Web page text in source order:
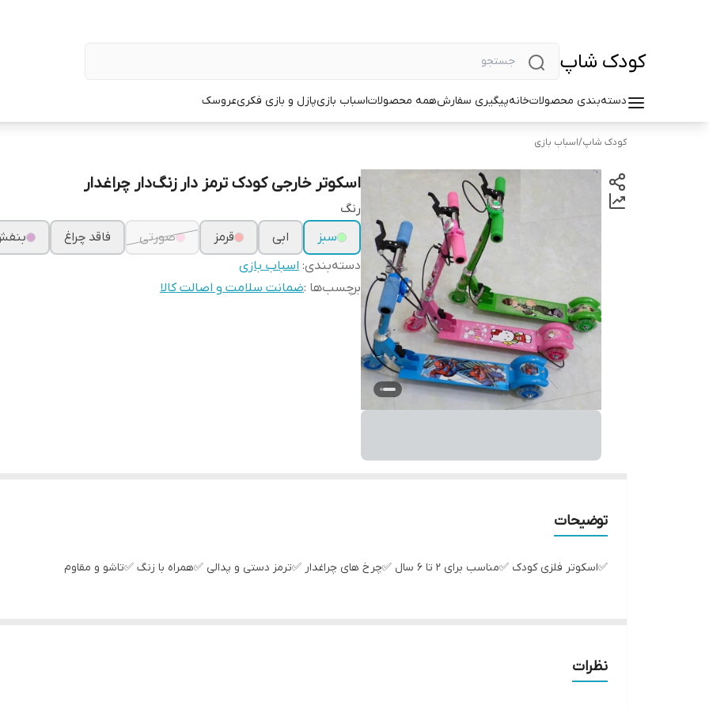
کودک شاپ
دسته‌بندی محصولاتخانهپیگیری سفارشهمه محصولاتاسباب بازیپازل و بازی فکریعروسک
کودک شاپ/اسباب بازی
اسکوتر خارجی کودک ترمز دار زنگ‌دار چراغدار
رنگ
سبز
ابی قرمز صورتی فاقد چراغ
دسته‌بندی: اسباب بازی
برچسب‌ها :ضمانت سلامت و اصالت کالا
توضیحات
✅اسکوتر فلزی کودک ✅مناسب برای ۲ تا ۶ سال ✅چرخ های چراغدار ✅ترمز دستی و پدالی ✅همراه با زنگ ✅تاشو و مقاوم
نظرات